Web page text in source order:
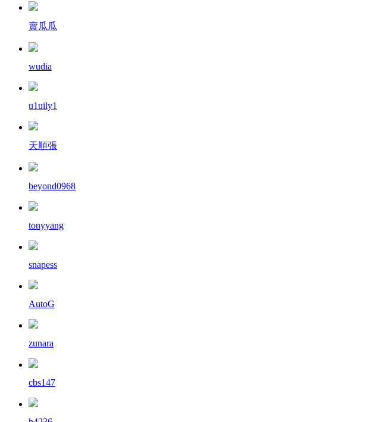
賣瓜瓜
wudia
u1uily1
天順張
beyond0968
tonyyang
snapess
AutoG
zunara
cbs147